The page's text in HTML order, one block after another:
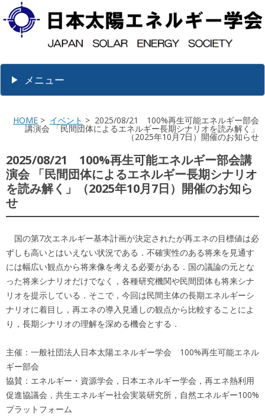
メニュー
HOME > イベント > 2025/08/21 100%再生可能エネルギー部会
講演会 「民間団体によるエネルギー長期シナリオを読み解く」
（2025年10月7日）開催のお知らせ
2025/08/21 100%再生可能エネルギー部会講
演会 「民間団体によるエネルギー長期シナリオ
を読み解く」（2025年10月7日）開催のお知ら
せ
国の第7次エネルギー基本計画が決定されたが再エネの目標値は必
ずしも高いとはいえない状況である．不確実性のある将来を見通す
には幅広い観点から将来像を考える必要がある．国の議論の元とな
った将来シナリオだけでなく，各種研究機関や民間団体も将来シナ
リオを提示している．そこで，今回は民間主体の長期エネルギーシ
ナリオに着目し，再エネの導入見通しの観点から比較することによ
り，長期シナリオの理解を深める機会とする．
主催：一般社団法人日本太陽エネルギー学会 100%再生可能エネル
ギー部会
協賛：エネルギー・資源学会，日本エネルギー学会，再エネ熱利用
促進協議会，共生エネルギー社会実装研究所，自然エネルギー100%
プラットフォーム